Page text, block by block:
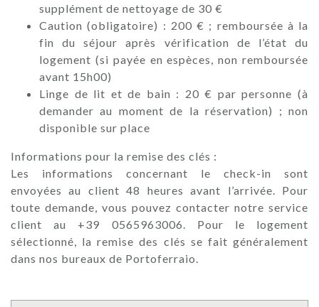
supplément de nettoyage de 30 €
Caution (obligatoire) : 200 € ; remboursée à la
fin du séjour après vérification de l’état du
logement (si payée en espèces, non remboursée
avant 15h00)
Linge de lit et de bain : 20 € par personne (à
demander au moment de la réservation) ; non
disponible sur place
Informations pour la remise des clés :
Les informations concernant le check-in sont
envoyées au client 48 heures avant l’arrivée. Pour
toute demande, vous pouvez contacter notre service
client au +39 0565963006. Pour le logement
sélectionné, la remise des clés se fait généralement
dans nos bureaux de Portoferraio.